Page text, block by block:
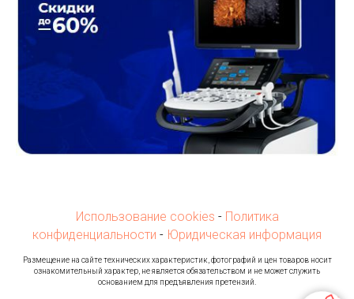
Использование cookies - Политика
конфиденциальности - Юридическая информация
Размещение на сайте технических характеристик, фотографий и цен товаров носит
ознакомительный характер, не является обязательством и не может служить
основанием для предъявления претензий.